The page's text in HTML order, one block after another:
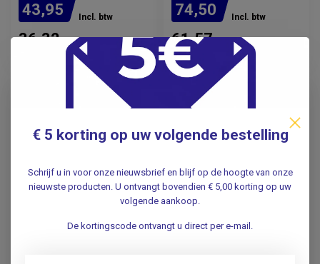
43,95 Incl. btw
36,32 Excl. btw
Op voorraad
74,50 Incl. btw
61,57 Excl. btw
€ 5 korting op uw volgende bestelling
Schrijf u in voor onze nieuwsbrief en blijf op de hoogte van onze
nieuwste producten. U ontvangt bovendien € 5,00 korting op uw
volgende aankoop.
De kortingscode ontvangt u direct per e-mail.